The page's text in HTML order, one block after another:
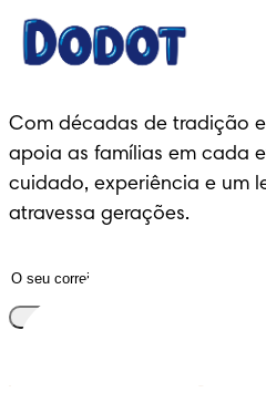
Com décadas de tradição
apoia as famílias em cada
cuidado, experiência e um
atravessa gerações.